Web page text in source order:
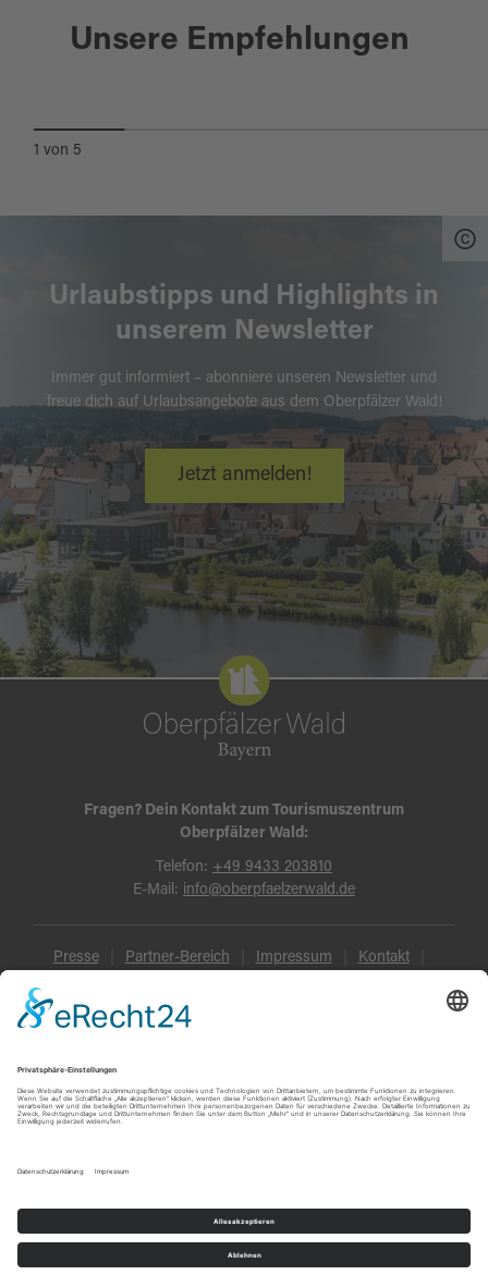
Unsere Empfehlungen
STIFTLÄNDER KARPFEN-
1 von 5
Urlaubstipps und Highlights in
unserem Newsletter
Immer gut informiert – abonniere unseren Newsletter und
freue dich auf Urlaubsangebote aus dem Oberpfälzer Wald!
Jetzt anmelden!
Fragen? Dein Kontakt zum Tourismuszentrum
Oberpfälzer Wald:
Telefon: +49 9433 203810
E-Mail: info@oberpfaelzerwald.de
Presse Partner-Bereich Impressum Kontakt
Datenschutz